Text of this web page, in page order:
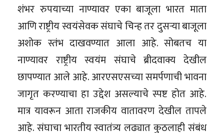
शंभर रुपयाच्या नाण्यावर एका बाजूला भारत माता
आणि राष्ट्रीय स्वयंसेवक संघाचे चिन्ह तर दुसऱ्या बाजूला
अशोक स्तंभ दाखवण्यात आला आहे. सोबतच या
नाण्यावर राष्ट्रीय स्वयंम संघाचे ब्रीदवाक्य देखील
छापण्यात आले आहे. आरएसएसच्या समर्पणाची भावना
जागृत करण्याचा हा उद्देश असल्याचे स्पष्ट होत आहे.
मात्र यावरून आता राजकीय वातावरण देखील तापले
आहे. संघाचा भारतीय स्वातंत्र्य लढ्यात कुठलाही संबंध